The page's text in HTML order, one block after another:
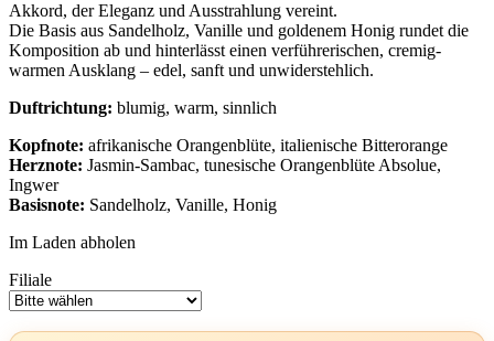
Akkord, der Eleganz und Ausstrahlung vereint.
Die Basis aus Sandelholz, Vanille und goldenem Honig rundet die
Komposition ab und hinterlässt einen verführerischen, cremig-
warmen Ausklang – edel, sanft und unwiderstehlich.
Duftrichtung: blumig, warm, sinnlich
Kopfnote: afrikanische Orangenblüte, italienische Bitterorange
Herznote: Jasmin-Sambac, tunesische Orangenblüte Absolue,
Ingwer
Basisnote: Sandelholz, Vanille, Honig
Im Laden abholen
Filiale